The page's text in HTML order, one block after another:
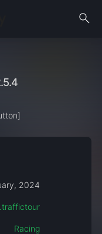
search
2024
Racing